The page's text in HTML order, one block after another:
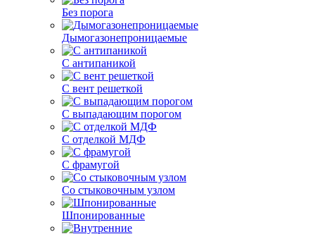
Без порога
Дымогазонепроницаемые
С антипаникой
С вент решеткой
С выпадающим порогом
С отделкой МДФ
С фрамугой
Со стыковочным узлом
Шпонированные